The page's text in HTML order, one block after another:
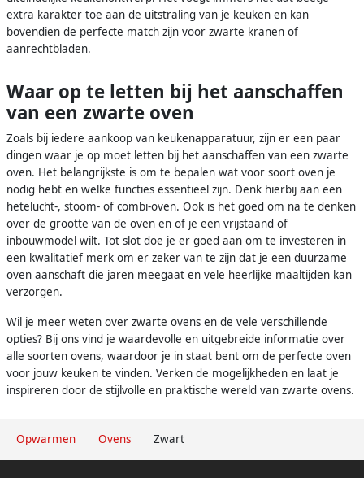
Opwarmen Ovens Zwart
extra karakter toe aan de uitstraling van je keuken en kan
bovendien de perfecte match zijn voor zwarte kranen of
aanrechtbladen.
Waar op te letten bij het aanschaffen
van een zwarte oven
Zoals bij iedere aankoop van keukenapparatuur, zijn er een paar
dingen waar je op moet letten bij het aanschaffen van een zwarte
oven. Het belangrijkste is om te bepalen wat voor soort oven je
nodig hebt en welke functies essentieel zijn. Denk hierbij aan een
hetelucht-, stoom- of combi-oven. Ook is het goed om na te denken
over de grootte van de oven en of je een vrijstaand of
inbouwmodel wilt. Tot slot doe je er goed aan om te investeren in
een kwalitatief merk om er zeker van te zijn dat je een duurzame
oven aanschaft die jaren meegaat en vele heerlijke maaltijden kan
verzorgen.
Wil je meer weten over zwarte ovens en de vele verschillende
opties? Bij ons vind je waardevolle en uitgebreide informatie over
alle soorten ovens, waardoor je in staat bent om de perfecte oven
voor jouw keuken te vinden. Verken de mogelijkheden en laat je
inspireren door de stijlvolle en praktische wereld van zwarte ovens.